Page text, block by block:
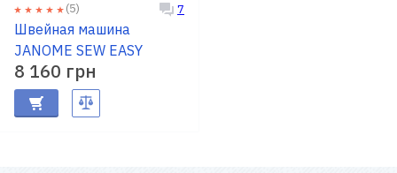
(5) 7
Швейная машина
JANOME SEW EASY
8 160 грн